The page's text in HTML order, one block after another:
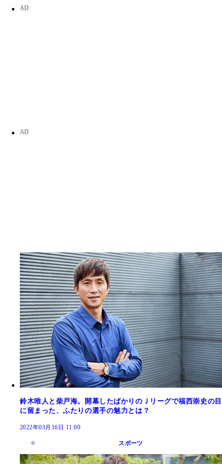
鈴木唯人と柴戸海。開幕したばかりのＪリーグで福西崇史の目
に留まった、ふたりの選手の魅力とは？
2022年03月16日 11:00
スポーツ